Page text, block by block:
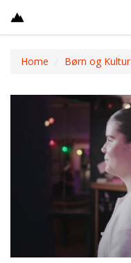
Home Børn og Kultur